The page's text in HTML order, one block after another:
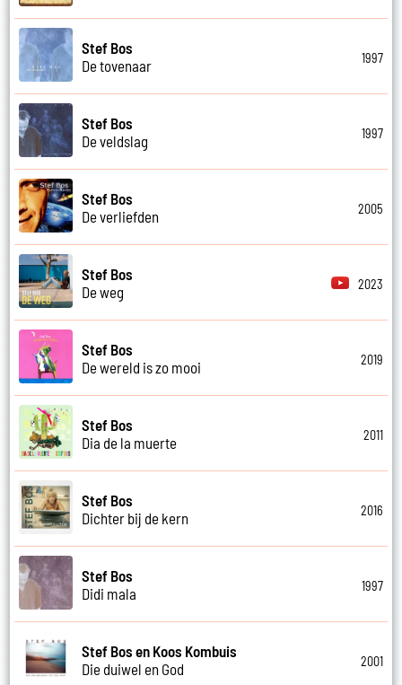
Stef Bos
De tovenaar
1997
Stef Bos
De veldslag
1997
Stef Bos
De verliefden
2005
Stef Bos
De weg
2023
Stef Bos
De wereld is zo mooi
2019
Stef Bos
Dia de la muerte
2011
Stef Bos
Dichter bij de kern
2016
Stef Bos
Didi mala
1997
Stef Bos en Koos Kombuis
Die duiwel en God
2001